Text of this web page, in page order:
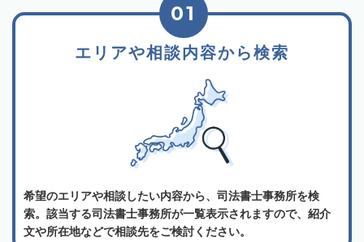
エリアや相談内容から検索
01
希望のエリアや相談したい内容から、司法書士事務所を検
索。該当する司法書士事務所が一覧表示されますので、紹介
文や所在地などで相談先をご検討ください。